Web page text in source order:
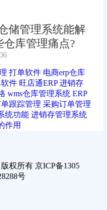
储管理系统能解
仓库管理痛点?
打单软件 电商erp仓库
件 旺店通ERP 进销存
wms仓库管理系统 ERP
跟踪管理 采购订单管理
统功能 进销存管理系统
作用
权所有 京ICP备1305
号